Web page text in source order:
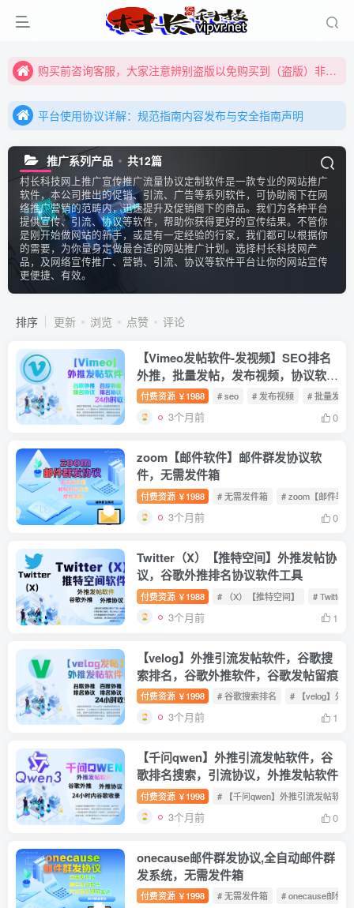
全网更新：新项目，新势力，共同发展
平台使用协议详解：规范指南内容发布与安全指南声明
推广系列产品
共12篇
村长科技网上推广宣传推广流量协议定制软件是一款专业的网站推广
软件，本公司推出的促销、引流、广告等系列软件，可协助阁下在网
络推广营销的范畴内，迅速提升及促销阁下的商品。我们为各种平台
提供宣传、引流、协议等软件，帮助你获得更好的宣传结果。不管你
是刚开始做网站的新手，或是有一定经验的行家，我们都可以根据你
的需要，为你量身定做最合适的网站推广计划。选择村长科技网产
品，及网络宣传推广、营销、引流、协议等软件平台让你的网站宣传
更便捷、有效。
排序 更新 浏览 点赞 评论
【Vimeo发帖软件-发视频】SEO排名
外推，批量发帖，发布视频，协议软
件，关键词和话题插入自动发帖的推广
软件谷歌谷歌排名【Vimeo发视频软
付费资源 ￥ 1988 # seo # 发布视频 # 批量发帖
3个月前 0
zoom【邮件软件】邮件群发协议软
件，无需发件箱
付费资源 ￥ 1988 # 无需发件箱 # zoom【邮件软
3个月前 0
Twitter（X）【推特空间】外推发帖协
议，谷歌外推排名协议软件工具
付费资源 ￥ 1988 # （X）【推特空间】 # Twitter
3个月前 1
【velog】外推引流发帖软件，谷歌搜
索排名，谷歌外推软件，谷歌发帖留痕
付费资源 ￥ 1998 # 谷歌搜索排名 # 【velog】外
3个月前 1
【千问qwen】外推引流发帖软件，谷
歌排名搜索，引流协议，外推发帖软件
付费资源 ￥ 1998 # 【千问qwen】外推引流发帖软件
3个月前 0
onecause邮件群发协议,全自动邮件群
发系统，无需发件箱
付费资源 ￥ 1998 # 无需发件箱 # onecause邮件